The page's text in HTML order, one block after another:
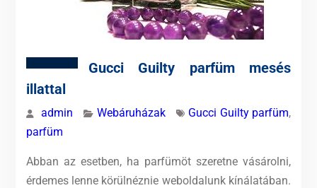
Gucci Guilty parfüm mesés
illattal
admin Webáruházak Gucci Guilty parfüm,
parfüm
Abban az esetben, ha parfümöt szeretne vásárolni,
érdemes lenne körülnéznie weboldalunk kínálatában.